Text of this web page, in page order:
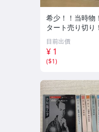
希少！！当時物
タート売り切り
CLUB SPORTS
ルミケース 収納
目前出價
¥ 1
($1)